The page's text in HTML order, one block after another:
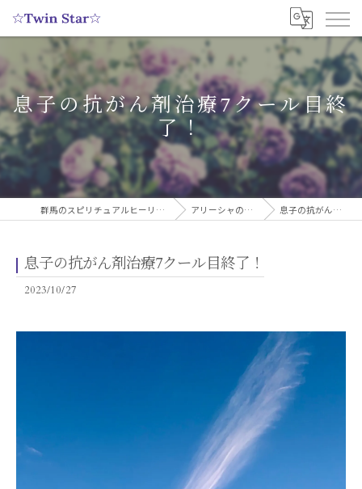
息子の抗がん剤治療7クール目終
了！
群馬のスピリチュアルヒーリングサロンなら実績多数の☆Twin Star☆ アリーシャのスピリチュアルブログ 息子の抗がん剤治療7クール目終了！
息子の抗がん剤治療7クール目終了！
2023/10/27